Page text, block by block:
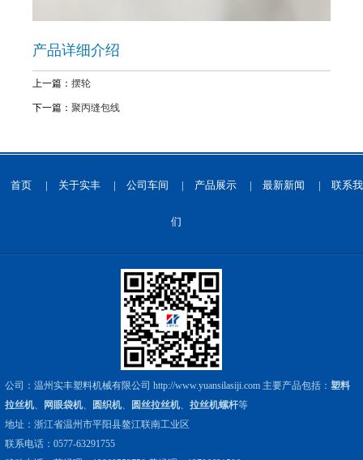
产品详细介绍
上一篇： 摆轮
下一篇： 聚丙缝包线
首页 | 关于实丰 | 公司车间 | 产品展示 | 最新新闻 | 联系我
们
公司：温州实丰塑料机械有限公司 http://www.yuansilasiji.com主要产品包括： 塑料
拉丝机、 网眼袋机、 圆织机、 圆丝拉丝机、 拉丝机螺杆等
地址：浙江省温州市平阳县鳌江联南工业区
联系电话：0577-63291755